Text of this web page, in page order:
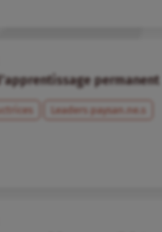
permanent
Leaders paysan.ne.s